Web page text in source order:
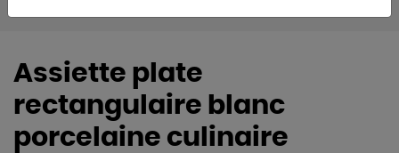
Assiette plate
rectangulaire blanc
porcelaine culinaire